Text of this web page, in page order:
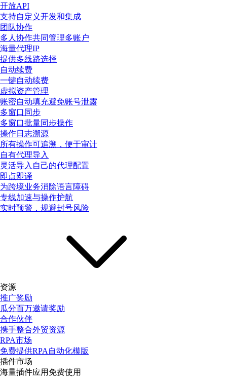
开放API
支持自定义开发和集成
团队协作
多人协作共同管理多账户
海量代理IP
提供多线路选择
自动续费
一键自动续费
虚拟资产管理
账密自动填充避免账号泄露
多窗口同步
多窗口批量同步操作
操作日志溯源
所有操作可追溯，便于审计
自有代理导入
灵活导入自己的代理配置
即点即译
为跨境业务消除语言障碍
专线加速与操作护航
实时预警，规避封号风险
资源
推广奖励
瓜分百万邀请奖励
合作伙伴
携手整合外贸资源
RPA市场
免费提供RPA自动化模版
插件市场
海量插件应用免费使用